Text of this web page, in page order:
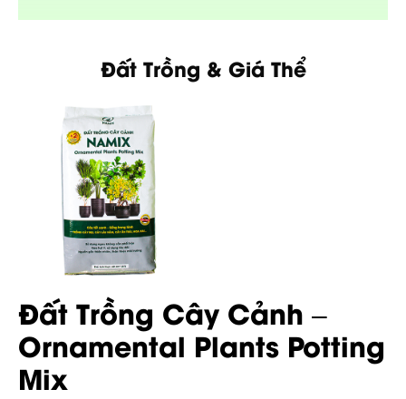
Đất Trồng & Giá Thể
Đất Trồng Cây Cảnh –
Ornamental Plants Potting
Mix